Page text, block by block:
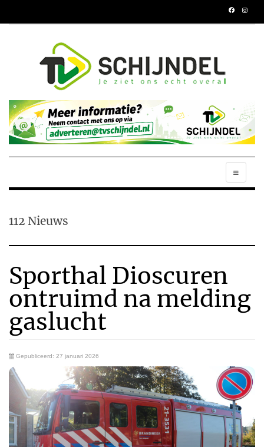
112 Nieuws
Sporthal Dioscuren
ontruimd na melding
gaslucht
Gepubliceerd: 27 januari 2026